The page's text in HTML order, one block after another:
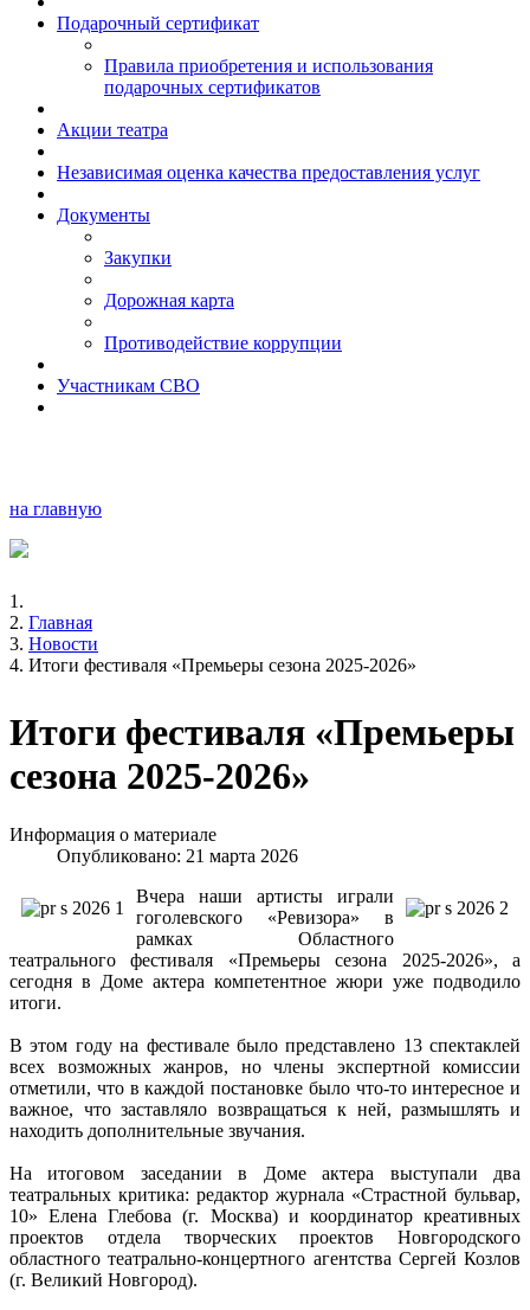
Подарочный сертификат
Правила приобретения и использования
подарочных сертификатов
Акции театра
Независимая оценка качества предоставления услуг
Документы
Закупки
Дорожная карта
Противодействие коррупции
Участникам СВО
на главную
Главная
Новости
Итоги фестиваля «Премьеры сезона 2025-2026»
Итоги фестиваля «Премьеры
сезона 2025-2026»
Информация о материале
Опубликовано: 21 марта 2026
Вчера наши артисты играли
гоголевского «Ревизора» в
рамках Областного
театрального фестиваля «Премьеры сезона 2025-2026», а
сегодня в Доме актера компетентное жюри уже подводило
итоги.
В этом году на фестивале было представлено 13 спектаклей
всех возможных жанров, но члены экспертной комиссии
отметили, что в каждой постановке было что-то интересное и
важное, что заставляло возвращаться к ней, размышлять и
находить дополнительные звучания.
На итоговом заседании в Доме актера выступали два
театральных критика: редактор журнала «Страстной бульвар,
10» Елена Глебова (г. Москва) и координатор креативных
проектов отдела творческих проектов Новгородского
областного театрально-концертного агентства Сергей Козлов
(г. Великий Новгород).